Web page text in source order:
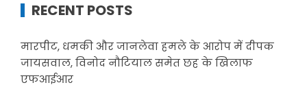
RECENT POSTS
मारपीट, धमकी और जानलेवा हमले के आरोप में दीपक
जायसवाल, विनोद नौटियाल समेत छह के खिलाफ
एफआईआर